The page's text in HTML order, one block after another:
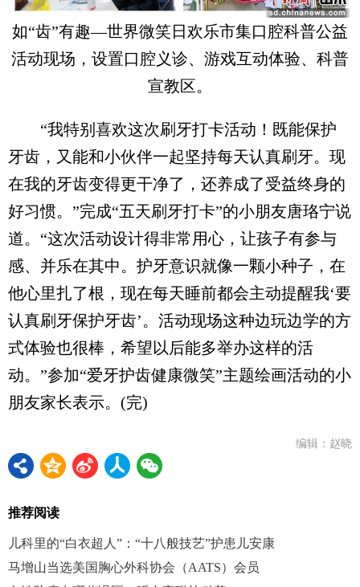
如“齿”有趣—世界微笑日欢乐市集口腔科普公益
活动现场，设置口腔义诊、游戏互动体验、科普
宣教区。
“我特别喜欢这次刷牙打卡活动！既能保护
牙齿，又能和小伙伴一起坚持每天认真刷牙。现
在我的牙齿变得更干净了，还养成了受益终身的
好习惯。”完成“五天刷牙打卡”的小朋友唐珞宁说
道。“这次活动设计得非常用心，让孩子有参与
感、并乐在其中。护牙意识就像一颗小种子，在
他心里扎了根，现在每天睡前都会主动提醒我‘要
认真刷牙保护牙齿’。活动现场这种边玩边学的方
式体验也很棒，希望以后能多举办这样的活
动。”参加“爱牙护齿健康微笑”主题绘画活动的小
朋友家长表示。(完)
编辑：赵晓
推荐阅读
儿科里的“白衣超人”：“十八般技艺”护患儿安康
马增山当选美国胸心外科协会（AATS）会员